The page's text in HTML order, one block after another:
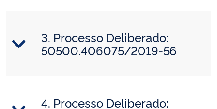
3. Processo Deliberado:
50500.406075/2019-56
4. Processo Deliberado: